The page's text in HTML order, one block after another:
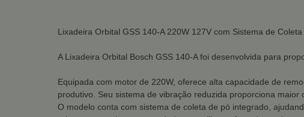
Lixadeira Orbital GSS 140-A 220W 127V com Sistema de Coleta
A Lixadeira Orbital Bosch GSS 140-A foi desenvolvida para
Equipada com motor de 220W, oferece alta capacidade de
produtivo. Seu sistema de vibração reduzida proporciona
O modelo conta com sistema de coleta de pó integrado,